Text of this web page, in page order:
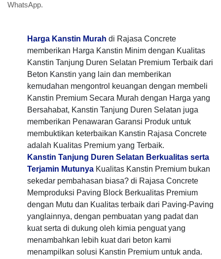
WhatsApp.
Harga Kanstin Murah di Rajasa Concrete
memberikan Harga Kanstin Minim dengan Kualitas
Kanstin Tanjung Duren Selatan Premium Terbaik dari
Beton Kanstin yang lain dan memberikan
kemudahan mengontrol keuangan dengan membeli
Kanstin Premium Secara Murah dengan Harga yang
Bersahabat, Kanstin Tanjung Duren Selatan juga
memberikan Penawaran Garansi Produk untuk
membuktikan keterbaikan Kanstin Rajasa Concrete
adalah Kualitas Premium yang Terbaik.
Kanstin Tanjung Duren Selatan Berkualitas serta
Terjamin Mutunya Kualitas Kanstin Premium bukan
sekedar pembahasan biasa? di Rajasa Concrete
Memproduksi Paving Block Berkualitas Premium
dengan Mutu dan Kualitas terbaik dari Paving-Paving
yanglainnya, dengan pembuatan yang padat dan
kuat serta di dukung oleh kimia penguat yang
menambahkan lebih kuat dari beton kami
menampilkan solusi Kanstin Premium untuk anda.